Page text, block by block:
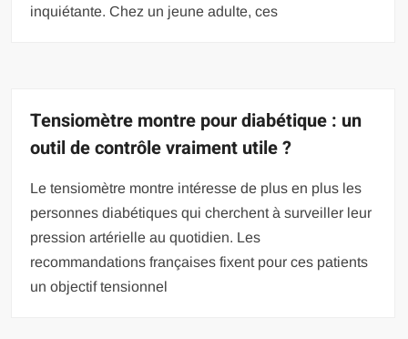
inquiétante. Chez un jeune adulte, ces
Tensiomètre montre pour diabétique : un
outil de contrôle vraiment utile ?
Le tensiomètre montre intéresse de plus en plus les
personnes diabétiques qui cherchent à surveiller leur
pression artérielle au quotidien. Les
recommandations françaises fixent pour ces patients
un objectif tensionnel